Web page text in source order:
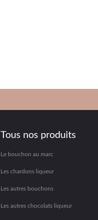
Tous nos produits
Le bouchon au marc
Les chardons liqueur
Les autres bouchons
Les autres chocolats liqueur